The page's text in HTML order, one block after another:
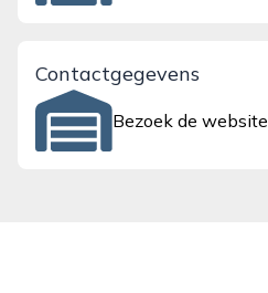
Contactgegevens
Bezoek de website